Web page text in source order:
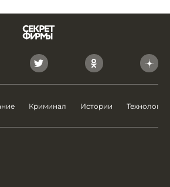
Криминал Истории Технологии